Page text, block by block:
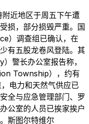
近地区于周五下午遭
损，部分损毁严重。国
）调查组已确认，在
有五股龙卷风登陆。其
警长办公室报告称，
Township），约有
电力和天然气供应已
全与应急管理部门、罗
公室的人员已挨家挨户
斯图尔特维尔